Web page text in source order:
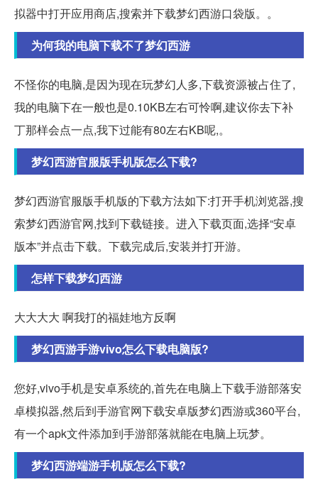
拟器中打开应用商店,搜索并下载梦幻西游口袋版。。
为何我的电脑下载不了梦幻西游
不怪你的电脑,是因为现在玩梦幻人多,下载资源被占住了,
我的电脑下在一般也是0.10KB左右可怜啊,建议你去下补
丁那样会点一点,我下过能有80左右KB呢,。
梦幻西游官服版手机版怎么下载?
梦幻西游官服版手机版的下载方法如下:打开手机浏览器,搜
索梦幻西游官网,找到下载链接。进入下载页面,选择“安卓
版本”并点击下载。下载完成后,安装并打开游。
怎样下载梦幻西游
大大大大 啊我打的福娃地方反啊
梦幻西游手游vivo怎么下载电脑版?
您好,vivo手机是安卓系统的,首先在电脑上下载手游部落安
卓模拟器,然后到手游官网下载安卓版梦幻西游或360平台,
有一个apk文件添加到手游部落就能在电脑上玩梦。
梦幻西游端游手机版怎么下载?